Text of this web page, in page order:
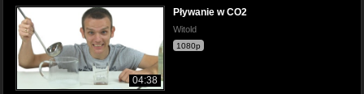
04:38
Pływanie w CO2
Witold
1080p